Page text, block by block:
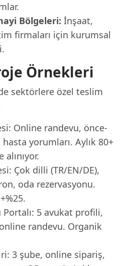
Bölgeleri: İnşaat,
firmaları için kurumsal
Örnekleri
sektörlere özel teslim
Online randevu, önce-
yorumları. Aylık 80+
Çok dilli (TR/EN/DE),
oda rezervasyonu.
5 avukat profili,
randevu. Organik
3 şube, online sipariş,